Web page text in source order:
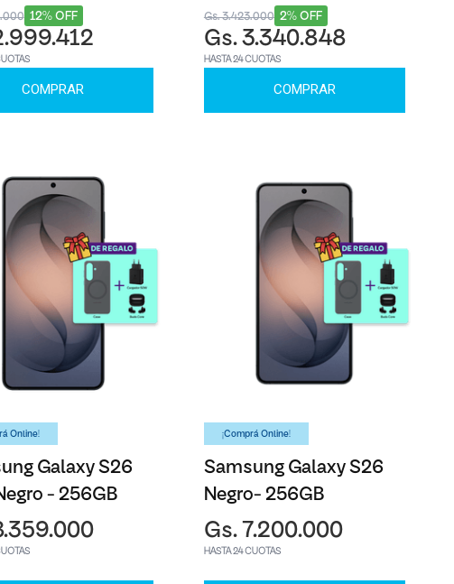
12% OFF
COMPRAR
2% OFF
Gs. 3.423.000
Gs. 3.340.848
HASTA 24 CUOTAS
COMPRAR
Online!
Galaxy S26
- 256GB
¡Comprá Online!
Samsung Galaxy S26
Negro- 256GB
Gs. 7.200.000
HASTA 24 CUOTAS